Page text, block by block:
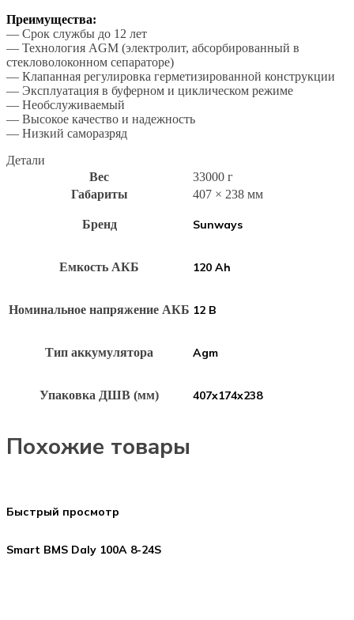
Преимущества:
— Срок службы до 12 лет
— Технология AGM (электролит, абсорбированный в
стекловолоконном сепараторе)
— Клапанная регулировка герметизированной конструкции
— Эксплуатация в буферном и циклическом режиме
— Необслуживаемый
— Высокое качество и надежность
— Низкий саморазряд
Детали
Вес
33000 г
Габариты
407 × 238 мм
Бренд Sunways
Емкость АКБ 120 Ah
Номинальное напряжение АКБ 12 В
Тип аккумулятора Agm
Упаковка ДШВ (мм) 407x174x238
Похожие товары
Быстрый просмотр
Smart BMS Daly 100A 8-24S